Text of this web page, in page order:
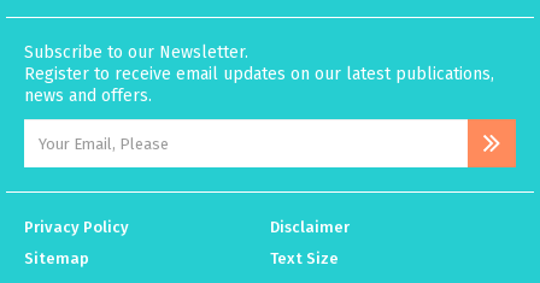
Subscribe to our Newsletter.
Register to receive email updates on our latest publications,
news and offers.
Privacy Policy
Disclaimer
Sitemap
Text Size